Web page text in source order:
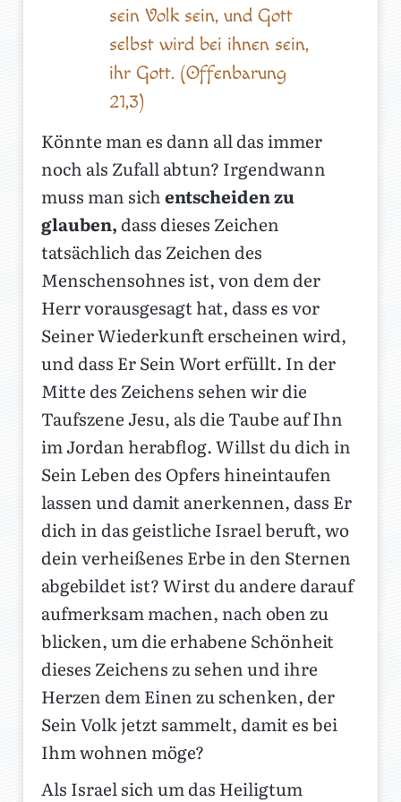
sein Volk sein, und Gott
selbst wird bei ihnen sein,
ihr Gott. (Offenbarung
21,3)
Könnte man es dann all das immer
noch als Zufall abtun? Irgendwann
muss man sichentscheiden zu
glauben, dass dieses Zeichen
tatsächlich das Zeichen des
Menschensohnes ist, von dem der
Herr vorausgesagt hat, dass es vor
Seiner Wiederkunft erscheinen wird,
und dass Er Sein Wort erfüllt. In der
Mitte des Zeichens sehen wir die
Taufszene Jesu, als die Taube auf Ihn
im Jordan herabflog. Willst du dich in
Sein Leben des Opfers hineintaufen
lassen und damit anerkennen, dass Er
dich in das geistliche Israel beruft, wo
dein verheißenes Erbe in den Sternen
abgebildet ist? Wirst du andere darauf
aufmerksam machen, nach oben zu
blicken, um die erhabene Schönheit
dieses Zeichens zu sehen und ihre
Herzen dem Einen zu schenken, der
Sein Volk jetzt sammelt, damit es bei
Ihm wohnen möge?
Als Israel sich um das Heiligtum